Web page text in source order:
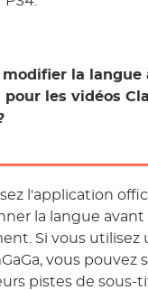
modifier la langue
pour les vidéos
l'application
la langue avant
Si vous utilisez
vous pouvez
pistes de sous-